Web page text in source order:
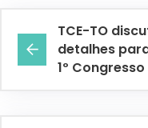
TCE-TO
detalhes
1º